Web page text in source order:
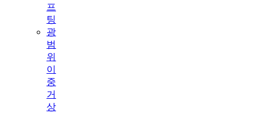
프
팅
광
범
위
이
중
거
상